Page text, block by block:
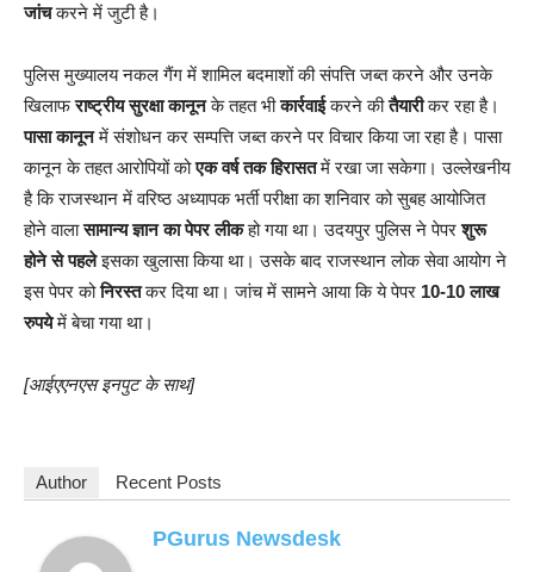
जांचकरने में जुटी है।
पुलिस मुख्यालय नकल गैंग में शामिल बदमाशों की संपत्ति जब्त करने और उनके
खिलाफराष्ट्रीय सुरक्षा कानूनके तहत भीकार्रवाईकरने कीतैयारीकर रहा है।
पासा कानूनमें संशोधन कर सम्पत्ति जब्त करने पर विचार किया जा रहा है। पासा
कानून के तहत आरोपियों कोएक वर्ष तक हिरासतमें रखा जा सकेगा। उल्लेखनीय
है कि राजस्थान में वरिष्ठ अध्यापक भर्ती परीक्षा का शनिवार को सुबह आयोजित
होने वालासामान्य ज्ञान का पेपर लीकहो गया था। उदयपुर पुलिस ने पेपरशुरू
होने से पहलेइसका खुलासा किया था। उसके बाद राजस्थान लोक सेवा आयोग ने
इस पेपर कोनिरस्तकर दिया था। जांच में सामने आया कि ये पेपर 10-10 लाख
रुपयेमें बेचा गया था।
[आईएएनएस इनपुट के साथ]
Author Recent Posts
PGurus Newsdesk